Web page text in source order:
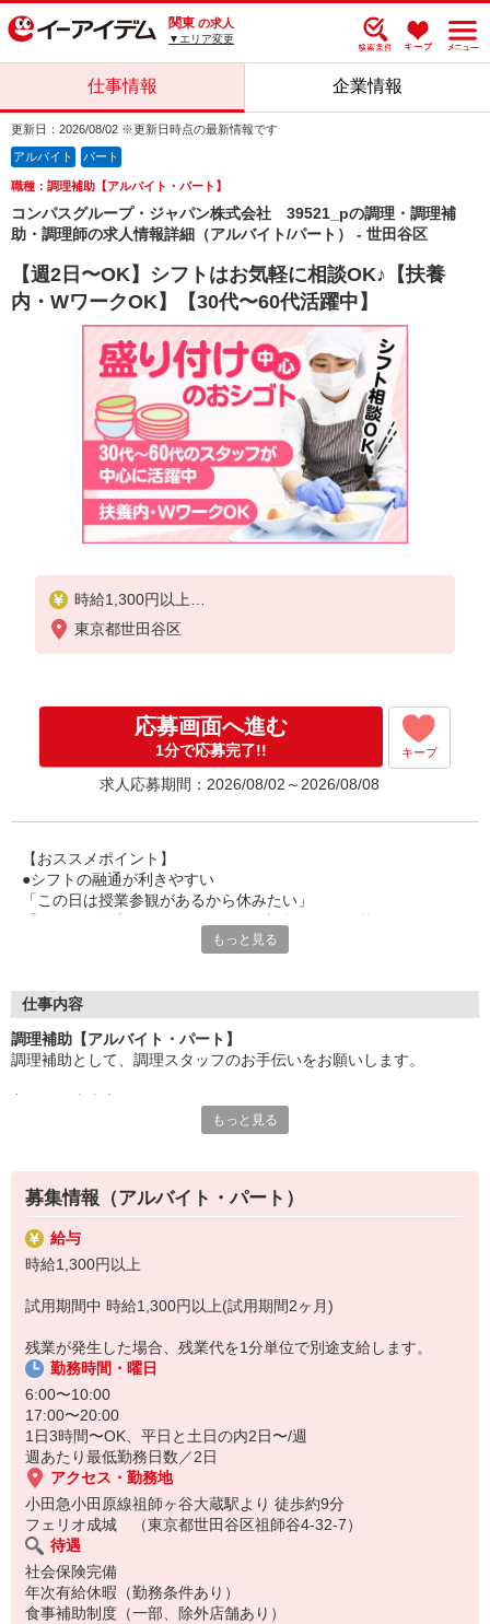
関東 の求人
▼エリア変更
仕事情報 企業情報
更新日：2026/08/02 ※更新日時点の最新情報です
アルバイト パート
職種：調理補助【アルバイト・パート】
コンパスグループ・ジャパン株式会社 39521_pの調理・調理補
助・調理師の求人情報詳細（アルバイト/パート） - 世田谷区
【週2日〜OK】シフトはお気軽に相談OK♪【扶養
内・WワークOK】【30代〜60代活躍中】
時給1,300円以上
試用期間中 時給1,300円以上(試用期間2ヶ月)
ます。
東京都世田谷区
応募画面へ進む
1分で応募完了!! キープ
求人応募期間：2026/08/02～2026/08/08
【おススメポイント】
●シフトの融通が利きやすい
「この日は授業参観があるから休みたい」
家庭や趣味の都合にも柔軟に対応しますので、お気軽にご相談く
●20代〜50代の幅広い年代のスタッフが活躍中
躍中
入社後は先輩たちが優しくフォローしながら進めますので、
安心してお仕事を始められます。
【会社について】
給食受託の外資系大手企業、コンパスグループ・ジャパン。
全国約1,500ヵ所で「コントラクトフードサービス」を展開して
います
もっと見る
仕事内容
調理補助【アルバイト・パート】
調理補助として、調理スタッフのお手伝いをお願いします。
〇小鉢や付け合わせをお皿に盛り付ける
調理員が調理を行う為、包丁などは基本的には使いません。
料理が苦手、普段は料理をあまりしないという方もご安心下さい♪
盛り付けのお仕事が終わったら、料理提供の準備や洗い場など、
別の担当のお手伝いをお願いすることもあります◎
もっと見る
募集情報（アルバイト・パート）
給与
時給1,300円以上
試用期間中 時給1,300円以上(試用期間2ヶ月)
残業が発生した場合、残業代を1分単位で別途支給します。
勤務時間・曜日
6:00〜10:00
17:00〜20:00
1日3時間〜OK、平日と土日の内2日〜/週
週あたり最低勤務日数／2日
アクセス・勤務地
小田急小田原線祖師ヶ谷大蔵駅より 徒歩約9分
フェリオ成城 （東京都世田谷区祖師谷4-32-7）
待遇
社会保険完備
年次有給休暇（勤務条件あり）
食事補助制度（一部、除外店舗あり）